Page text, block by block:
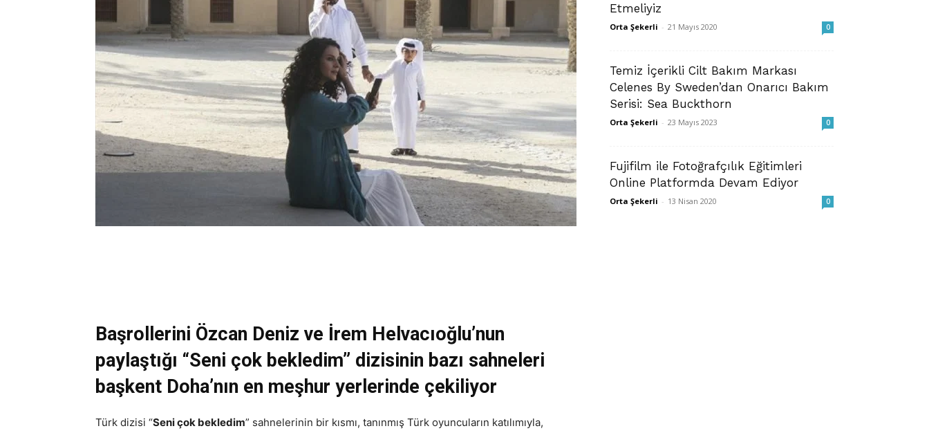
Başrollerini Özcan Deniz ve İrem Helvacıoğlu’nun
paylaştığı “Seni çok bekledim” dizisinin bazı sahneleri
başkent Doha’nın en meşhur yerlerinde çekiliyor
Türk dizisi “Seni çok bekledim” sahnelerinin bir kısmı, tanınmış Türk oyuncuların katılımıyla,
Etmeliyiz
Orta Şekerli - 21 Mayıs 2020 0
Temiz İçerikli Cilt Bakım Markası
Celenes By Sweden’dan Onarıcı Bakım
Serisi: Sea Buckthorn
Orta Şekerli - 23 Mayıs 2023 0
Fujifilm ile Fotoğrafçılık Eğitimleri
Online Platformda Devam Ediyor
Orta Şekerli - 13 Nisan 2020 0